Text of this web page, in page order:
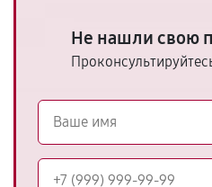
Не нашли свою